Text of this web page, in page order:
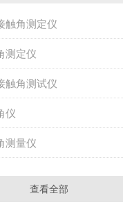
触角测定仪
测定仪
触角测试仪
仪
测量仪
查看全部